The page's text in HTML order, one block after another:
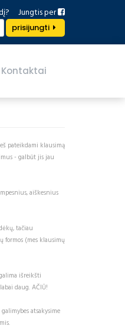
Jungtis per
prisijungti
Kontaktai
pateikdami klausimą
- galbūt jis jau
aiškesnius
tačiau
formos (mes klausimų
išreikšti
daug. AČIŪ!
atsakysime